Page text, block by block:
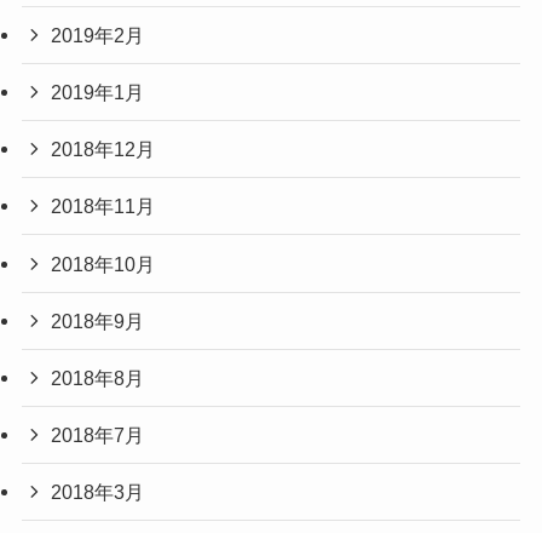
2019年2月
2019年1月
2018年12月
2018年11月
2018年10月
2018年9月
2018年8月
2018年7月
2018年3月